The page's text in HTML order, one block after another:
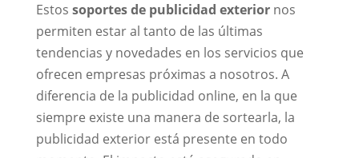
Estos soportes de publicidad exteriornos
permiten estar al tanto de las últimas
tendencias y novedades en los servicios que
ofrecen empresas próximas a nosotros. A
diferencia de la publicidad online, en la que
siempre existe una manera de sortearla, la
publicidad exterior está presente en todo